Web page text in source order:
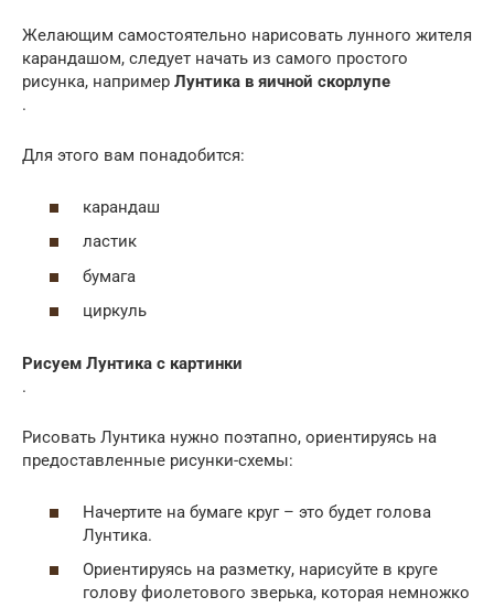
Желающим самостоятельно нарисовать лунного жителя
карандашом, следует начать из самого простого
рисунка, например Лунтика в яичной скорлупе
.
Для этого вам понадобится:
карандаш
ластик
бумага
циркуль
Рисуем Лунтика с картинки
.
Рисовать Лунтика нужно поэтапно, ориентируясь на
предоставленные рисунки-схемы:
Начертите на бумаге круг – это будет голова
Лунтика.
Ориентируясь на разметку, нарисуйте в круге
голову фиолетового зверька, которая немножко